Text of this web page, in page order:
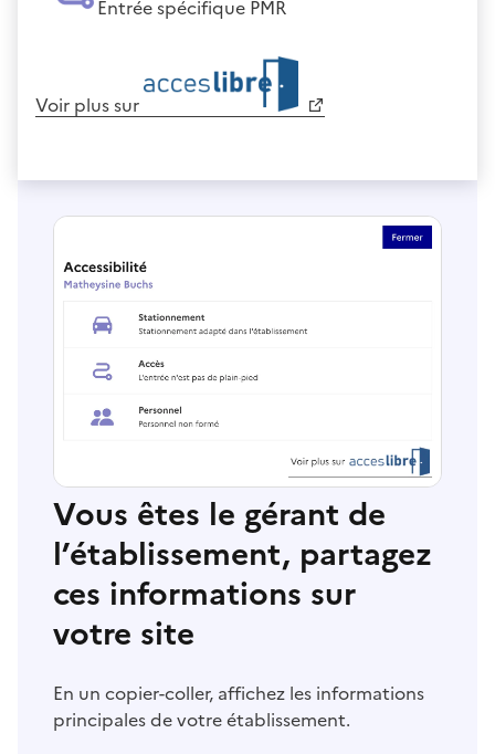
Entrée spécifique PMR
Voir plus sur
Vous êtes le gérant de
l’établissement, partagez
ces informations sur
votre site
En un copier-coller, affichez les informations
principales de votre établissement.